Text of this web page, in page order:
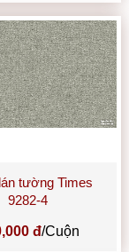
tường Times
9282-4
đ/Cuộn